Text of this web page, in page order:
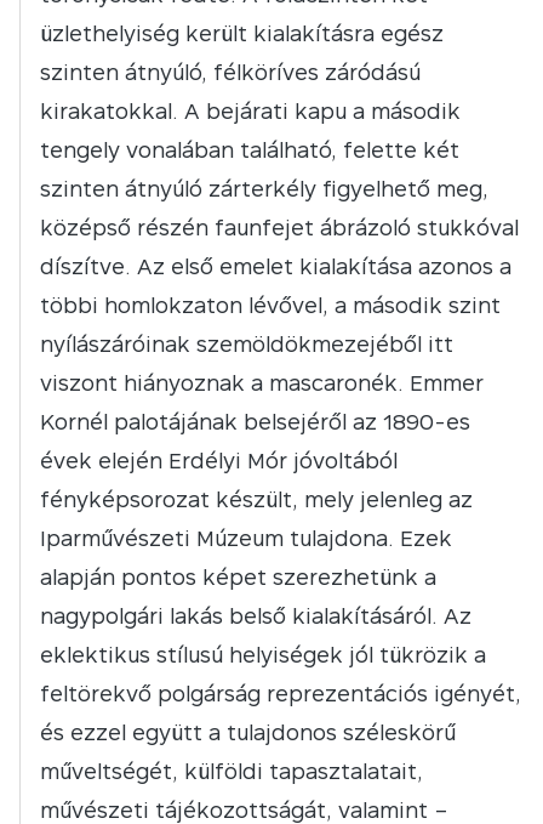
üzlethelyiség került kialakításra egész
szinten átnyúló, félköríves záródású
kirakatokkal. A bejárati kapu a második
tengely vonalában található, felette két
szinten átnyúló zárterkély figyelhető meg,
középső részén faunfejet ábrázoló stukkóval
díszítve. Az első emelet kialakítása azonos a
többi homlokzaton lévővel, a második szint
nyílászáróinak szemöldökmezejéből itt
viszont hiányoznak a mascaronék. Emmer
Kornél palotájának belsejéről az 1890-es
évek elején Erdélyi Mór jóvoltából
fényképsorozat készült, mely jelenleg az
Iparművészeti Múzeum tulajdona. Ezek
alapján pontos képet szerezhetünk a
nagypolgári lakás belső kialakításáról. Az
eklektikus stílusú helyiségek jól tükrözik a
feltörekvő polgárság reprezentációs igényét,
és ezzel együtt a tulajdonos széleskörű
műveltségét, külföldi tapasztalatait,
művészeti tájékozottságát, valamint –